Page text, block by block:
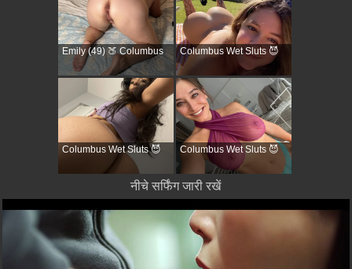
Emily (49) 🍑 Columbus Columbus Wet Sluts 😈
Columbus Wet Sluts 😈 Columbus Wet Sluts 😈
नीचे सर्फिंग जारी रखें